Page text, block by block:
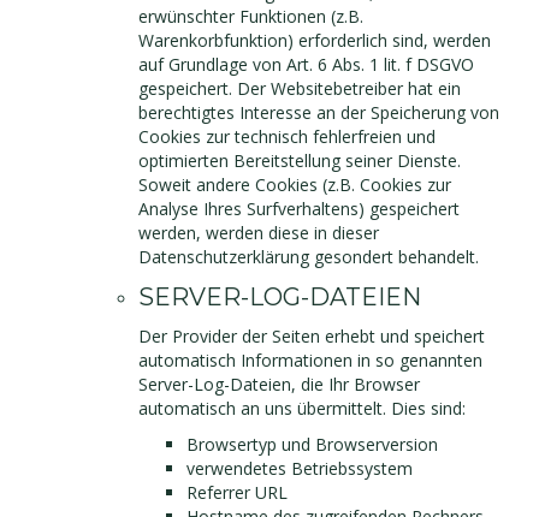
erwünschter Funktionen (z.B.
Warenkorbfunktion) erforderlich sind, werden
auf Grundlage von Art. 6 Abs. 1 lit. f DSGVO
gespeichert. Der Websitebetreiber hat ein
berechtigtes Interesse an der Speicherung von
Cookies zur technisch fehlerfreien und
optimierten Bereitstellung seiner Dienste.
Soweit andere Cookies (z.B. Cookies zur
Analyse Ihres Surfverhaltens) gespeichert
werden, werden diese in dieser
Datenschutzerklärung gesondert behandelt.
SERVER-LOG-DATEIEN
Der Provider der Seiten erhebt und speichert
automatisch Informationen in so genannten
Server-Log-Dateien, die Ihr Browser
automatisch an uns übermittelt. Dies sind:
Browsertyp und Browserversion
verwendetes Betriebssystem
Referrer URL